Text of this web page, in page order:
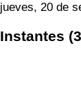
jueves, 20 de
Instantes